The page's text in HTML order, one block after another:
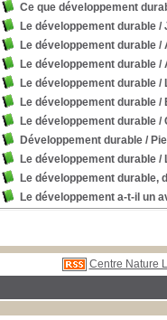
Ce que développement
Le développement durable/
Le développement durable/
Le développement durable/
Le développement durable/
Le développement durable/
Le développement durable/
Développement durable/
Le développement durable/
Le développement durable,
Le développement a-t-il un
Centre Nature